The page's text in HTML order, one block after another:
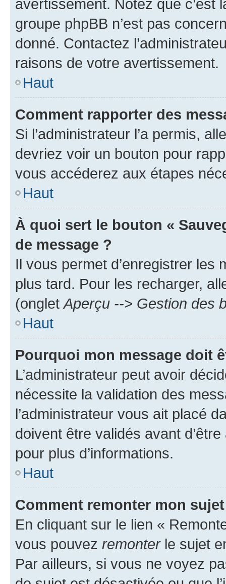
avertissement. Notez que c’est
groupe phpBB n’est pas
donné. Contactez
raisons de votre avertissement.
Haut
Comment rapporter des
Si l’administrateur l’a permis,
devriez voir un bouton pour
vous accéderez aux étapes
Haut
À quoi sert le bouton «
de message ?
Il vous permet d’enregistrer
plus tard. Pour les recharger,
(onglet Aperçu --> Gestion des
Haut
Pourquoi mon message doit
L’administrateur peut avoir
nécessite la validation des
l’administrateur vous ait placé
doivent être validés avant
pour plus d’informations.
Haut
Comment remonter mon
En cliquant sur le lien «
vous pouvez remonterle sujet
Par ailleurs, si vous ne voyez